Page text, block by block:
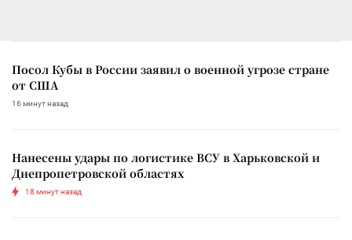
Посол Кубы в России заявил о военной угрозе стране
от США
16 минут назад
Нанесены удары по логистике ВСУ в Харьковской и
Днепропетровской областях
18 минут назад